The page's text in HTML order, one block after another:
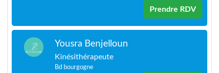
Prendre RDV
Yousra Benjelloun
Kinésithérapeute
Bd bourgogne